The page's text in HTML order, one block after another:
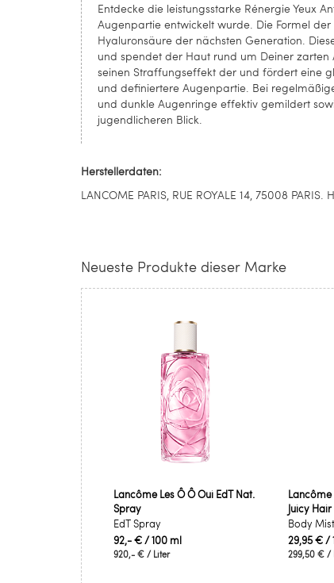
Entdecke die leistungsstarke Rénergie Yeux
Augenpartie entwickelt wurde. Die Formel
Hyaluronsäure der nächsten Generation.
und spendet der Haut rund um Deiner
seinen Straffungseffekt der und fördert eine
und definiertere Augenpartie. Bei
und dunkle Augenringe effektiv gemildert
jugendlicheren Blick.
Herstellerdaten:
LANCOME PARIS, RUE ROYALE 14, 75008
Neueste Produkte dieser Marke
Lancôme Les Ô Ô Oui EdT Nat.
Spray
EdT Spray
92,- €/ 100 ml
920,- € / Liter
Juicy
Body Mist
29,95 €/
299,50 €/